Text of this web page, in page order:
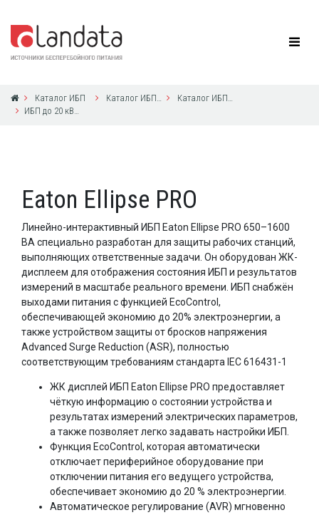
Каталог ИБП Каталог ИБП Eaton Powerware
Каталог ИБП Eaton Powerware
ИБП до 20 кВА с 1ф выходом
Eaton Ellipse PRO
Линейно-интерактивный ИБП Eaton Ellipse PRO 650–1600
ВА специально разработан для защиты рабочих станций,
выполняющих ответственные задачи. Он оборудован ЖК-
дисплеем для отображения состояния ИБП и результатов
измерений в масштабе реального времени. ИБП снабжён
выходами питания с функцией EcoControl,
обеспечивающей экономию до 20% электроэнергии, а
также устройством защиты от бросков напряжения
Advanced Surge Reduction (ASR), полностью
соответствующим требованиям стандарта IEC 616431-1
ЖК дисплей ИБП Eaton Ellipse PRO предоставляет
чёткую информацию о состоянии устройства и
результатах измерений электрических параметров,
а также позволяет легко задавать настройки ИБП.
Функция EcoControl, которая автоматически
отключает периферийное оборудование при
отключении питания его ведущего устройства,
обеспечивает экономию до 20 % электроэнергии.
Автоматическое регулирование (AVR) мгновенно